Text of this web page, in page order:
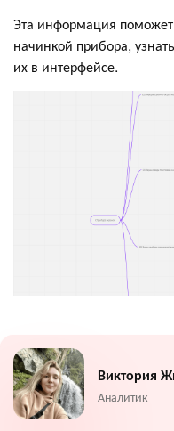
Эта информация поможет
начинкой прибора,
их в интерфейсе.
Виктория
Аналитик